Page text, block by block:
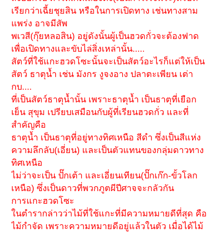
เรียกว่าเฉี้ยชุยสิน หรือในการเปิดทาง เช่นทางสาม
แพร่ง อาจมีสัพ
พเวสี(กุ๊ยหลอสิน) อยู่ดังนั้นผู้เป็นฮวดกั่วจะต้องฟาด
เพื่อเปิดทางและขับไล่สิ่งเหล่านั้น.....
สัตว์ที่ใช้แกะฮวดโซะนั้นจะเป็นสัตว์อะไรก็แต่ให้เป็น
สัตว์ ธาตุน้ำ เช่น มังกร งูจงอาง ปลาตะเพียน เต่า
กบ....
ที่เป็นสัตว์ธาตุน้ำนั้น เพราะธาตุน้ำ เป็นธาตุที่เยือก
เย็น สุขุม เปรียบเสมือนกับผู้ที่เรียนฮวดกั่ว และที่
สำคัญคือ
ธาตุน้ำ เป็นธาตุที่อยู่ทางทิศเหนือ สีดำ ซึ่งเป็นสีแห่ง
ความลึกลับ(เอี่ยน) และเป็นตัวแทนของกลุ่มดาวทาง
ทิศเหนือ
ไม่ว่าจะเป็น ปั๊กเต้า และเอี่ยนเทียน(ปั๊กเก๊ก-ขั้วโลก
เหนือ) ซึ่งเป็นดาวที่พวกภูตผีปีศาจจะกลัวกัน
การแกะฮวดโซะ
ในตำรากล่าวว่าไม้ที่ใช้แกะที่มีความหมายดีที่สุด คือ
ไม้กำจัด เพราะความหมายดีอยู่แล้วในตัว เมื่อได้ไม้